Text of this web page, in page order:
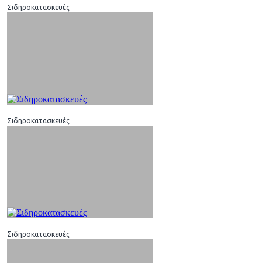
Σιδηροκατασκευές
Σιδηροκατασκευές
Σιδηροκατασκευές